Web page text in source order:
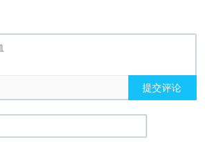
提交评论